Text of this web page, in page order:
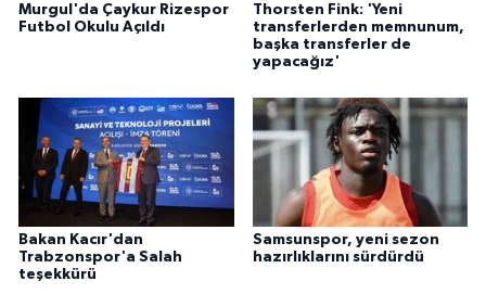
Murgul'da Çaykur Rizespor
Futbol Okulu Açıldı
Thorsten Fink: 'Yeni
transferlerden memnunum,
başka transferler de
yapacağız'
Bakan Kacır'dan
Trabzonspor'a Salah
teşekkürü
Samsunspor, yeni sezon
hazırlıklarını sürdürdü